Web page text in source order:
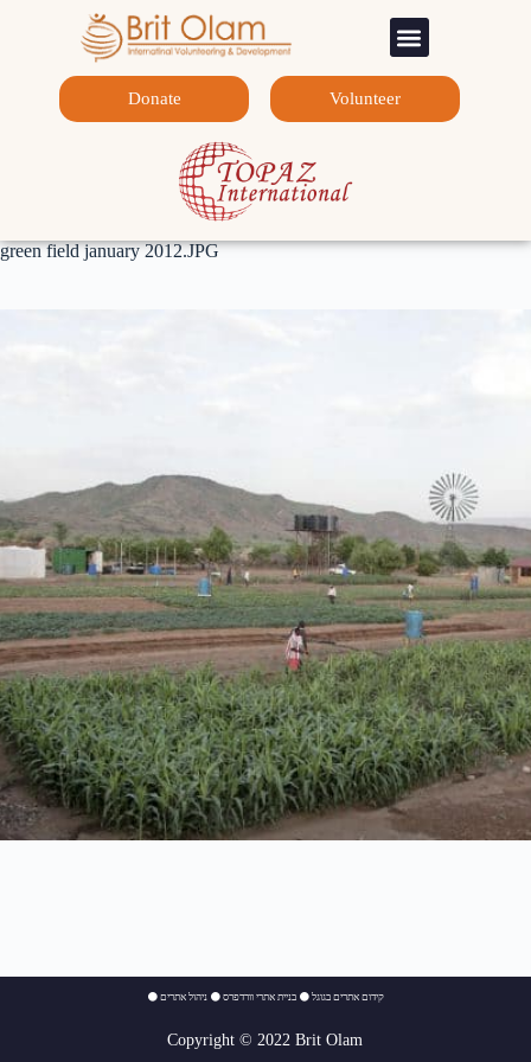
Donate Volunteer
green field january 2012.JPG
⚫ קידום אתרים בגוגל ⚫בניית אתרי וורדפרס ⚫ניהול אתרים
Copyright © 2022 Brit Olam